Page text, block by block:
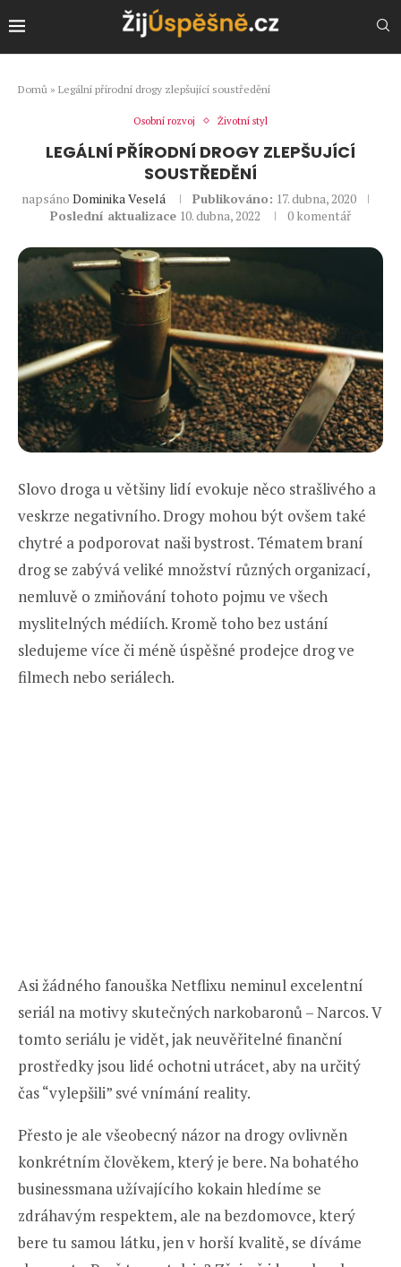
Domů » Legální přírodní drogy zlepšující soustředění
Osobní rozvoj Životní styl
LEGÁLNÍ PŘÍRODNÍ DROGY ZLEPŠUJÍCÍ
SOUSTŘEDĚNÍ
napsáno Dominika Veselá Publikováno: 17. dubna, 2020
Poslední aktualizace 10. dubna, 2022 0 komentář
Slovo droga u většiny lidí evokuje něco strašlivého a
veskrze negativního. Drogy mohou být ovšem také
chytré a podporovat naši bystrost. Tématem braní
drog se zabývá veliké množství různých organizací,
nemluvě o zmiňování tohoto pojmu ve všech
myslitelných médiích. Kromě toho bez ustání
sledujeme více či méně úspěšné prodejce drog ve
filmech nebo seriálech.
Asi žádného fanouška Netflixu neminul excelentní
seriál na motivy skutečných narkobaronů – Narcos. V
tomto seriálu je vidět, jak neuvěřitelné finanční
prostředky jsou lidé ochotni utrácet, aby na určitý
čas “vylepšili” své vnímání reality.
Přesto je ale všeobecný názor na drogy ovlivněn
konkrétním člověkem, který je bere. Na bohatého
businessmana užívajícího kokain hledíme se
zdráhavým respektem, ale na bezdomovce, který
bere tu samou látku, jen v horší kvalitě, se díváme